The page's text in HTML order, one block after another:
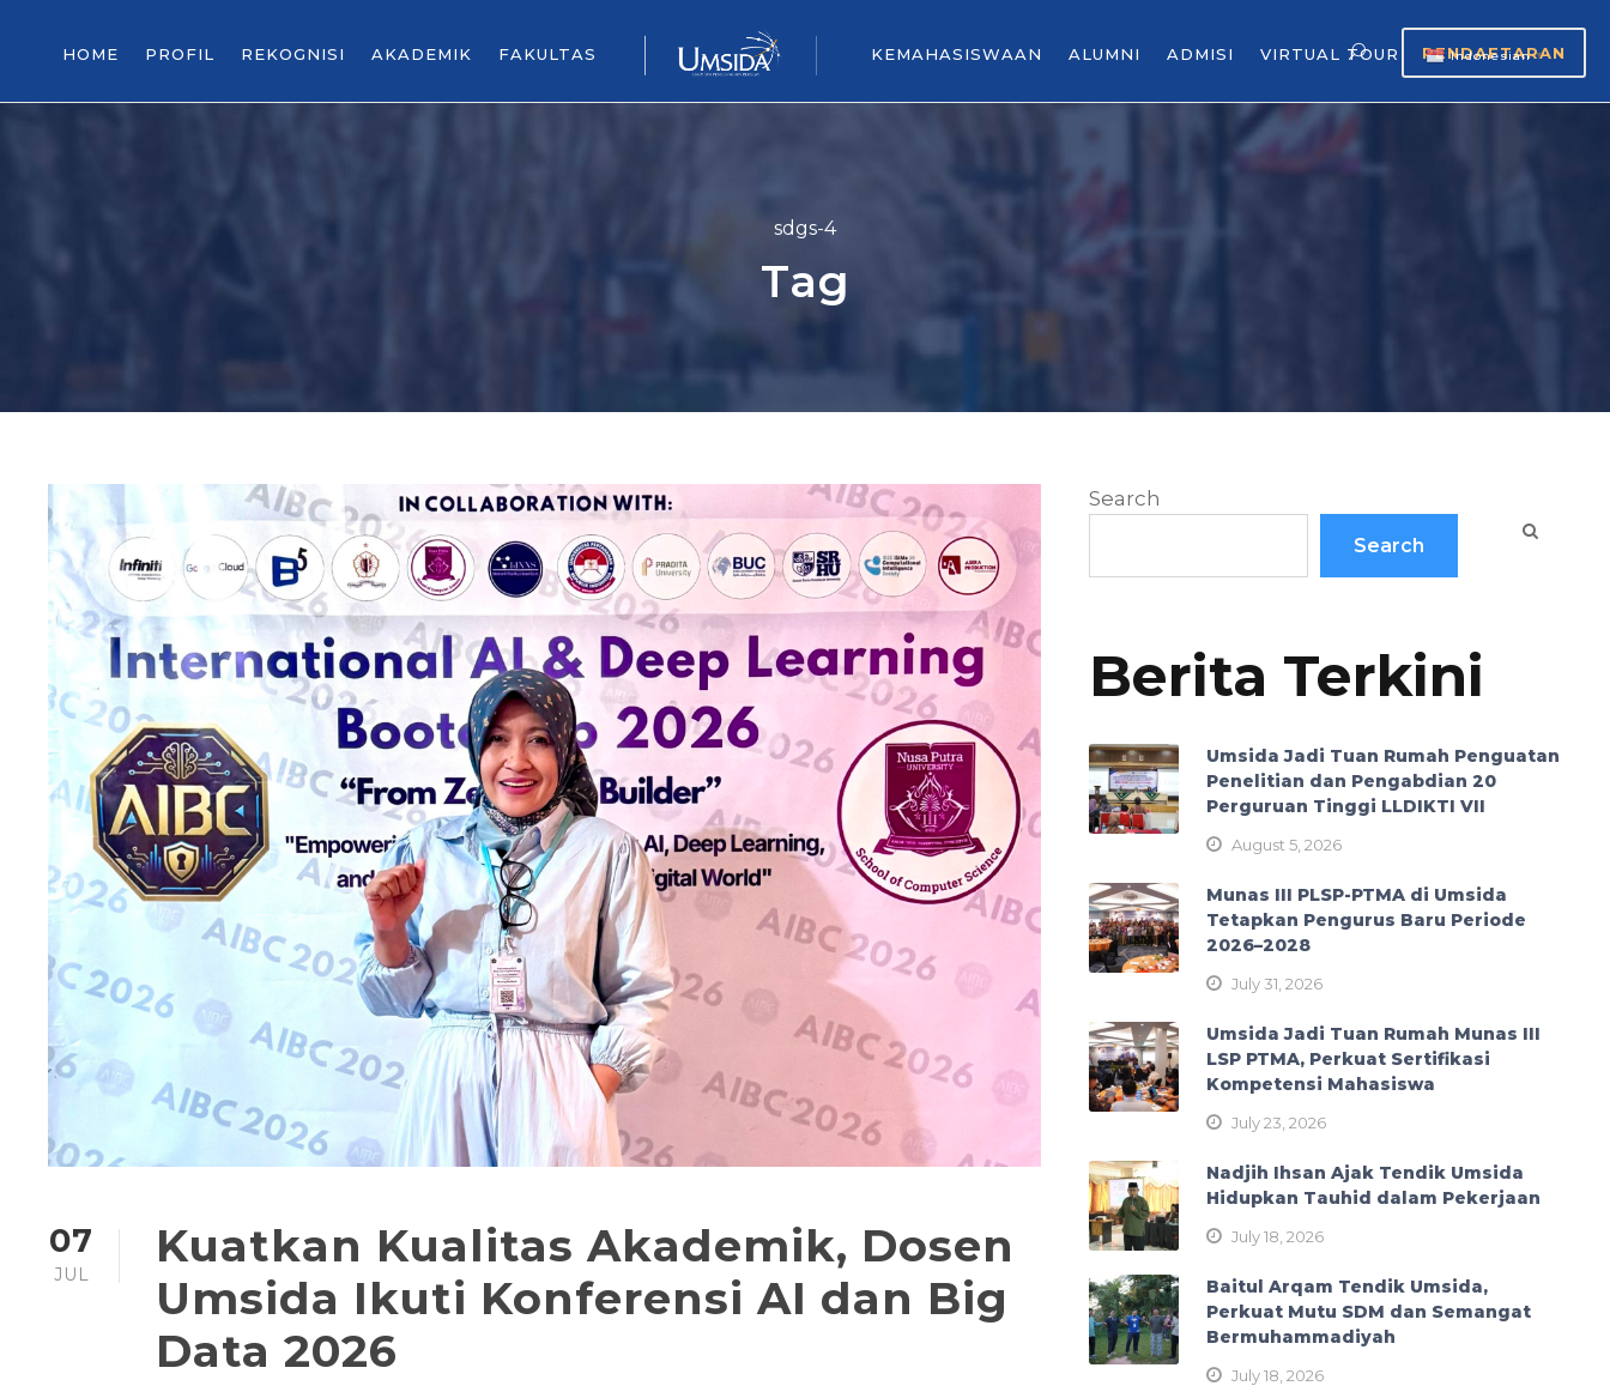
HOME PROFIL REKOGNISI AKADEMIK FAKULTAS KEMAHASISWAAN ALUMNI ADMISI VIRTUAL TOUR Indonesian ▼
PENDAFTARAN
sdgs-4
Tag
07
JUL
Kuatkan Kualitas Akademik, Dosen
Umsida Ikuti Konferensi AI dan Big
Data 2026
Search
Search
Berita Terkini
Umsida Jadi Tuan Rumah Penguatan
Penelitian dan Pengabdian 20
Perguruan Tinggi LLDIKTI VII
August 5, 2026
Munas III PLSP-PTMA di Umsida
Tetapkan Pengurus Baru Periode
2026–2028
July 31, 2026
Umsida Jadi Tuan Rumah Munas III
LSP PTMA, Perkuat Sertifikasi
Kompetensi Mahasiswa
July 23, 2026
Nadjih Ihsan Ajak Tendik Umsida
Hidupkan Tauhid dalam Pekerjaan
July 18, 2026
Baitul Arqam Tendik Umsida,
Perkuat Mutu SDM dan Semangat
Bermuhammadiyah
July 18, 2026